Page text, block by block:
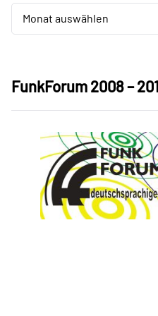
Archiv
Monat auswählen
Archiv
FunkForum 2008 –